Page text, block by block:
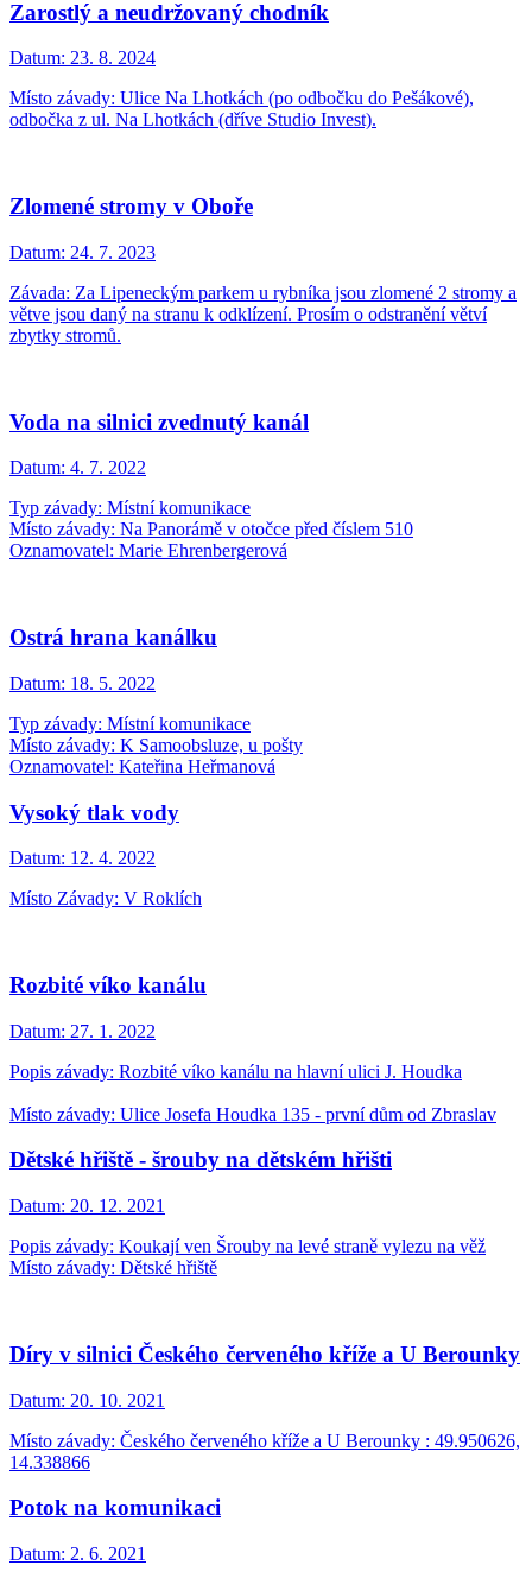
Zarostlý a neudržovaný chodník
Datum: 23. 8. 2024
Místo závady: Ulice Na Lhotkách (po odbočku do Pešákové),
odbočka z ul. Na Lhotkách (dříve Studio Invest).
Zlomené stromy v Oboře
Datum: 24. 7. 2023
Závada: Za Lipeneckým parkem u rybníka jsou zlomené 2 stromy a
větve jsou daný na stranu k odklízení. Prosím o odstranění větví
zbytky stromů.
Voda na silnici zvednutý kanál
Datum: 4. 7. 2022
Typ závady: Místní komunikace
Místo závady: Na Panorámě v otočce před číslem 510
Oznamovatel: Marie Ehrenbergerová
Ostrá hrana kanálku
Datum: 18. 5. 2022
Typ závady: Místní komunikace
Místo závady: K Samoobsluze, u pošty
Oznamovatel: Kateřina Heřmanová
Vysoký tlak vody
Datum: 12. 4. 2022
Místo Závady: V Roklích
Rozbité víko kanálu
Datum: 27. 1. 2022
Popis závady: Rozbité víko kanálu na hlavní ulici J. Houdka
Místo závady: Ulice Josefa Houdka 135 - první dům od Zbraslav
Dětské hřiště - šrouby na dětském hřišti
Datum: 20. 12. 2021
Popis závady: Koukají ven Šrouby na levé straně vylezu na věž
Místo závady: Dětské hřiště
Díry v silnici Českého červeného kříže a U Berounky
Datum: 20. 10. 2021
Místo závady: Českého červeného kříže a U Berounky : 49.950626,
14.338866
Potok na komunikaci
Datum: 2. 6. 2021